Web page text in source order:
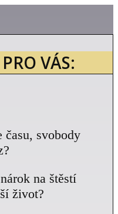
VÁS:
času, svobody
na štěstí
život?